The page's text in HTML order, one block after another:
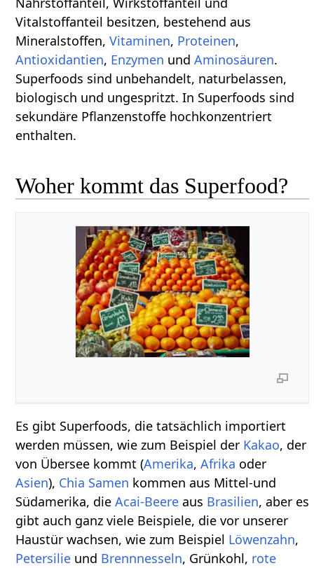
Vitalstoffanteil besitzen, bestehend aus
Mineralstoffen,Vitaminen, Proteinen,
Antioxidantien, Enzymen undAminosäuren.
Superfoods sind unbehandelt, naturbelassen,
biologisch und ungespritzt. In Superfoods sind
sekundäre Pflanzenstoffe hochkonzentriert
enthalten.
Woher kommt das Superfood?
Es gibt Superfoods, die tatsächlich importiert
werden müssen, wie zum Beispiel der Kakao, der
von Übersee kommt (Amerika,Afrika oder
Asien), Chia Samen kommen aus Mittel-und
Südamerika, dieAcai-Beere aus Brasilien, aber es
gibt auch ganz viele Beispiele, die vor unserer
Haustür wachsen, wie zum Beispiel Löwenzahn,
Petersilie und Brennnesseln, Grünkohl, rote